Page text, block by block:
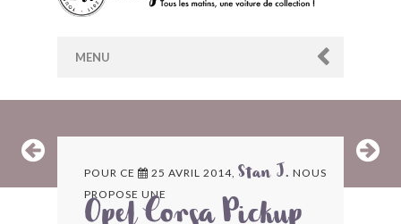
MENU
ARCHIVES
POUR CE 25 AVRIL 2014, Stan J. NOUS
PROPOSE UNE
Opel Corsa Pickup